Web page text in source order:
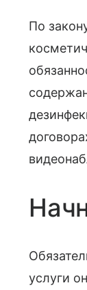
По
услуги